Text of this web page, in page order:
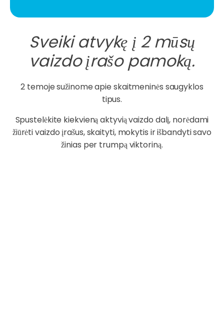
Sveiki atvykę į 2 mūsų
vaizdo įrašo pamoką.
2 temoje sužinome apie skaitmeninės saugyklos
tipus.
Spustelėkite kiekvieną aktyvią vaizdo dalį, norėdami
žiūrėti vaizdo įrašus, skaityti, mokytis ir išbandyti savo
žinias per trumpą viktoriną.